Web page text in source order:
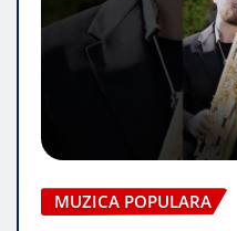
MUZICA POPULARA